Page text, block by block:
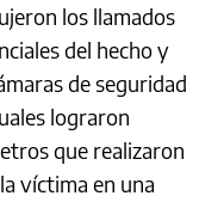
los llamados
del hecho y
de seguridad
lograron
que realizaron
víctima en una